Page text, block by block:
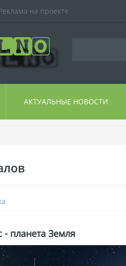
на проекте
АКТУАЛЬНЫЕ НОВОСТИ
планета Земля